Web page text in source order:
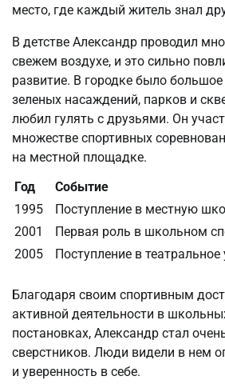
место, где каждый житель знал
В детстве Александр проводил
свежем воздухе, и это сильно
развитие. В городке было
зеленых насаждений, парков и
любил гулять с друзьями. Он
множестве спортивных
на местной площадке.
Год
Событие
1995
Поступление в местную
2001
Первая роль в школьном
2005
Поступление в
Благодаря своим спортивным
активной деятельности в
постановках, Александр стал
сверстников. Люди видели в нем
и уверенность в себе.